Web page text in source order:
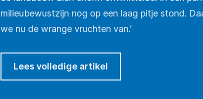
milieubewustzijn nog op een laag pitje stond.
we nu de wrange vruchten van.’
Lees volledige artikel